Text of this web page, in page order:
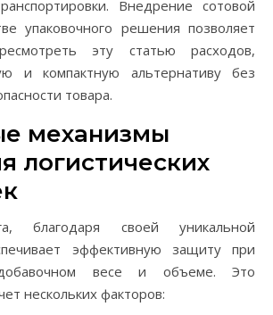
Внедрение сотовой
упаковочного решения позволяет
эту статью расходов,
и компактную альтернативу без
товара.
механизмы
логистических
благодаря своей уникальной
эффективную защиту при
весе и объеме. Это
нескольких факторов: